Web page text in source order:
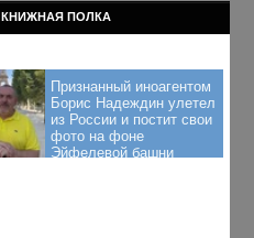
КНИЖНАЯ ПОЛКА
Признанный иноагентом
Борис Надеждин улетел
из России и постит свои
фото на фоне
Эйфелевой башни